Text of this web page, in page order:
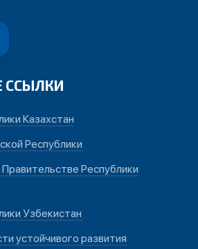
ССЫЛКИ
Казахстан
Республики
Республики
Узбекистан
устойчивого развития